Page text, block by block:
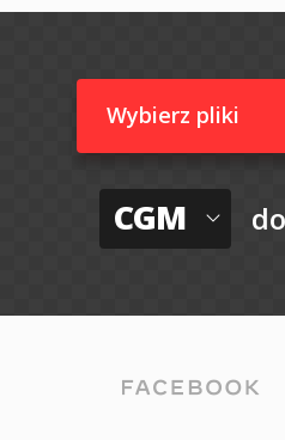
Wybierz pliki
CGM do